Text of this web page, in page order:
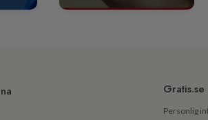
Gratis.se
Personlig